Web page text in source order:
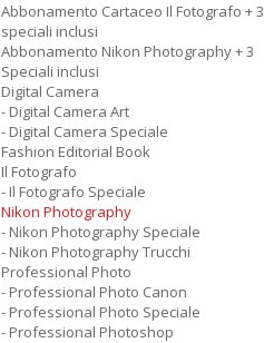
4.90 €
Abbonamento Cartaceo Il Fotografo + 3
speciali inclusi
Abbonamento Nikon Photography + 3
Speciali inclusi
Digital Camera
- Digital Camera Art
- Digital Camera Speciale
Fashion Editorial Book
Il Fotografo
- Il Fotografo Speciale
Nikon Photography
- Nikon Photography Speciale
- Nikon Photography Trucchi
Professional Photo
- Professional Photo Canon
- Professional Photo Speciale
- Professional Photoshop